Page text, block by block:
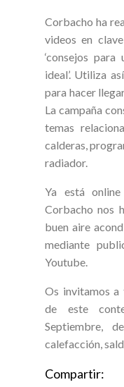
Corbacho ha
videos en
‘consejos
ideal’. Utiliza
para hacer
La campaña
temas
calderas,
radiador.
Ya está
Corbacho nos
buen aire
mediante
Youtube.
Os invitamos
de este
Septiembre,
calefacción,
Compartir: